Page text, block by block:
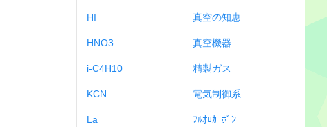
HI
HNO3
i-C4H10
KCN
La
真空の知恵
真空機器
精製ガス
電気制御系
ﾌﾙｵﾛｶｰﾎﾞﾝ